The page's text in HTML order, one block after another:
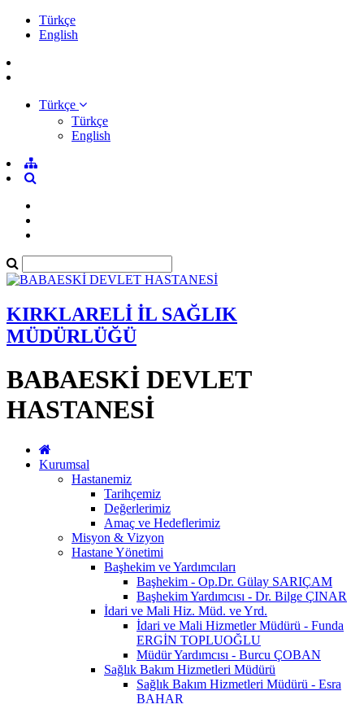
Türkçe
English
Türkçe
Türkçe
English
KIRKLARELİ İL SAĞLIK
MÜDÜRLÜĞÜ
BABAESKİ DEVLET
HASTANESİ
Kurumsal
Hastanemiz
Tarihçemiz
Değerlerimiz
Amaç ve Hedeflerimiz
Misyon & Vizyon
Hastane Yönetimi
Başhekim ve Yardımcıları
Başhekim - Op.Dr. Gülay SARIÇAM
Başhekim Yardımcısı - Dr. Bilge ÇINAR
İdari ve Mali Hiz. Müd. ve Yrd.
İdari ve Mali Hizmetler Müdürü - Funda
ERGİN TOPLUOĞLU
Müdür Yardımcısı - Burcu ÇOBAN
Sağlık Bakım Hizmetleri Müdürü
Sağlık Bakım Hizmetleri Müdürü - Esra
BAHAR